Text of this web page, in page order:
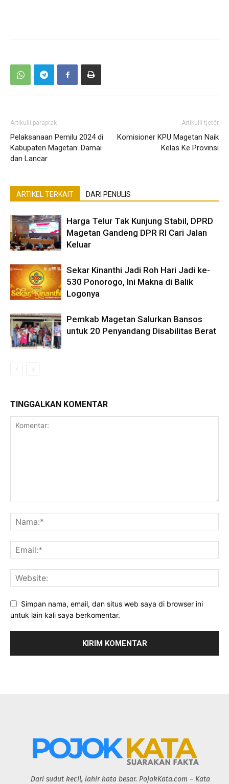
Artikulli paraprak
Pelaksanaan Pemilu 2024 di
Kabupaten Magetan: Damai
dan Lancar
Artikulli tjetër
Komisioner KPU Magetan Naik
Kelas Ke Provinsi
ARTIKEL TERKAIT DARI PENULIS
Harga Telur Tak Kunjung Stabil, DPRD
Magetan Gandeng DPR RI Cari Jalan
Keluar
Sekar Kinanthi Jadi Roh Hari Jadi ke-
530 Ponorogo, Ini Makna di Balik
Logonya
Pemkab Magetan Salurkan Bansos
untuk 20 Penyandang Disabilitas Berat
TINGGALKAN KOMENTAR
Simpan nama, email, dan situs web saya di browser ini
untuk lain kali saya berkomentar.
Dari sudut kecil, lahir kata besar. PojokKata.com – Kata